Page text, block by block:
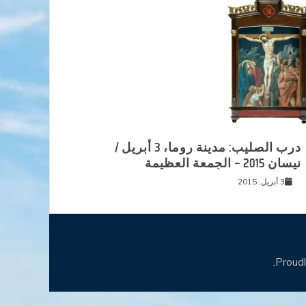
درب الصليب: مدينة روما، 3 أبريل /
نيسان 2015 – الجمعة العظيمة
3 أبريل, 2015